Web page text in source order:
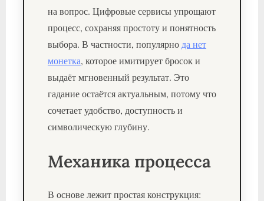
на вопрос. Цифровые сервисы упрощают
процесс, сохраняя простоту и понятность
выбора. В частности, популярно да нет
монетка, которое имитирует бросок и
выдаёт мгновенный результат. Это
гадание остаётся актуальным, потому что
сочетает удобство, доступность и
символическую глубину.
Механика процесса
В основе лежит простая конструкция: